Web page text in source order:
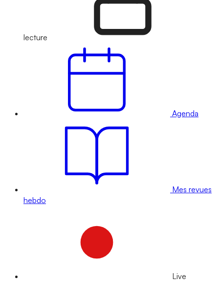
lecture
Agenda
Mes revues
hebdo
Live